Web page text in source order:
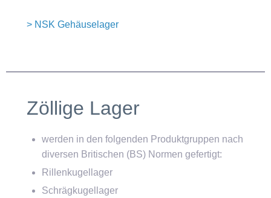
> NSK Gehäuselager
Zöllige Lager
werden in den folgenden Produktgruppen nach
diversen Britischen (BS) Normen gefertigt:
Rillenkugellager
Schrägkugellager